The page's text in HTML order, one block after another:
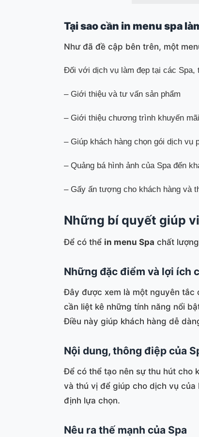
Tại sao cần in menu spa
Như đã đề cập bên trên, một
Đối với dịch vụ làm đẹp tại các Spa,
– Giới thiệu và tư vấn sản phẩm
– Giới thiệu chương trình khuyến
– Giúp khách hàng chọn gói dịch vụ
– Quảng bá hình ảnh của Spa đến
– Gấy ấn tượng cho khách hàng và
Những bí quyết giúp
Để có thể in menu Spa chất
Những đặc điểm và lợi ích
Đây được xem là một nguyên tắc
cần liệt kê những tính năng nổi
Điều này giúp khách hàng dễ
Nội dung, thông điệp của
Để có thể tạo nên sự thu hút cho
và thú vị để giúp cho dịch vụ
định lựa chọn.
Nêu ra thế mạnh của Spa